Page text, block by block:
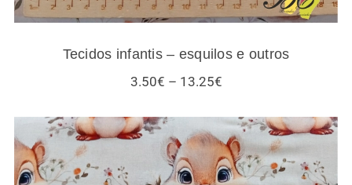
Tecidos infantis – esquilos e outros
3.50€ – 13.25€Price
through
13.25€